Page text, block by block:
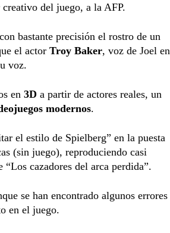
del juego, a la AFP.
bastante precisión el rostro de un
el actor Troy Baker, voz de Joel en
voz.
en 3D a partir de actores reales, un
modernos.
el estilo de Spielberg” en la puesta
(sin juego), reproduciendo casi
cazadores del arca perdida”.
se han encontrado algunos errores
en el juego.